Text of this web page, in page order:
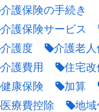
介護保険の手続き
介護保険サービス
介護度
介護老
介護費用
住宅改
健康保険
加算
医療費控除
地域